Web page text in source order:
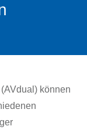
(AVdual) können